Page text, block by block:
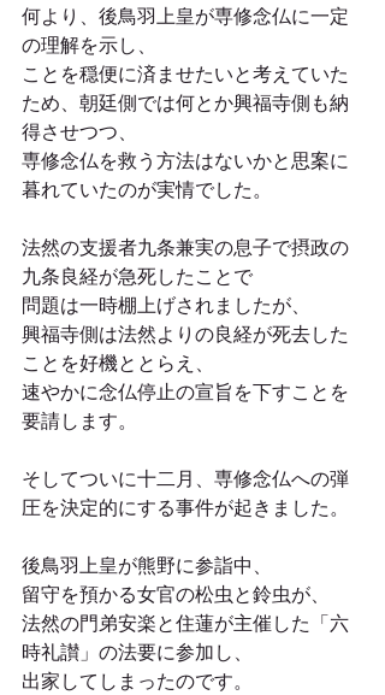
何より、後鳥羽上皇が専修念仏に一定
の理解を示し、
ことを穏便に済ませたいと考えていた
ため、朝廷側では何とか興福寺側も納
得させつつ、
専修念仏を救う方法はないかと思案に
暮れていたのが実情でした。
法然の支援者九条兼実の息子で摂政の
九条良経が急死したことで
問題は一時棚上げされましたが、
興福寺側は法然よりの良経が死去した
ことを好機ととらえ、
速やかに念仏停止の宣旨を下すことを
要請します。
そしてついに十二月、専修念仏への弾
圧を決定的にする事件が起きました。
後鳥羽上皇が熊野に参詣中、
留守を預かる女官の松虫と鈴虫が、
法然の門弟安楽と住蓮が主催した「六
時礼讃」の法要に参加し、
出家してしまったのです。